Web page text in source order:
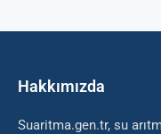
Hakkımızda
Suaritma.gen.tr, su